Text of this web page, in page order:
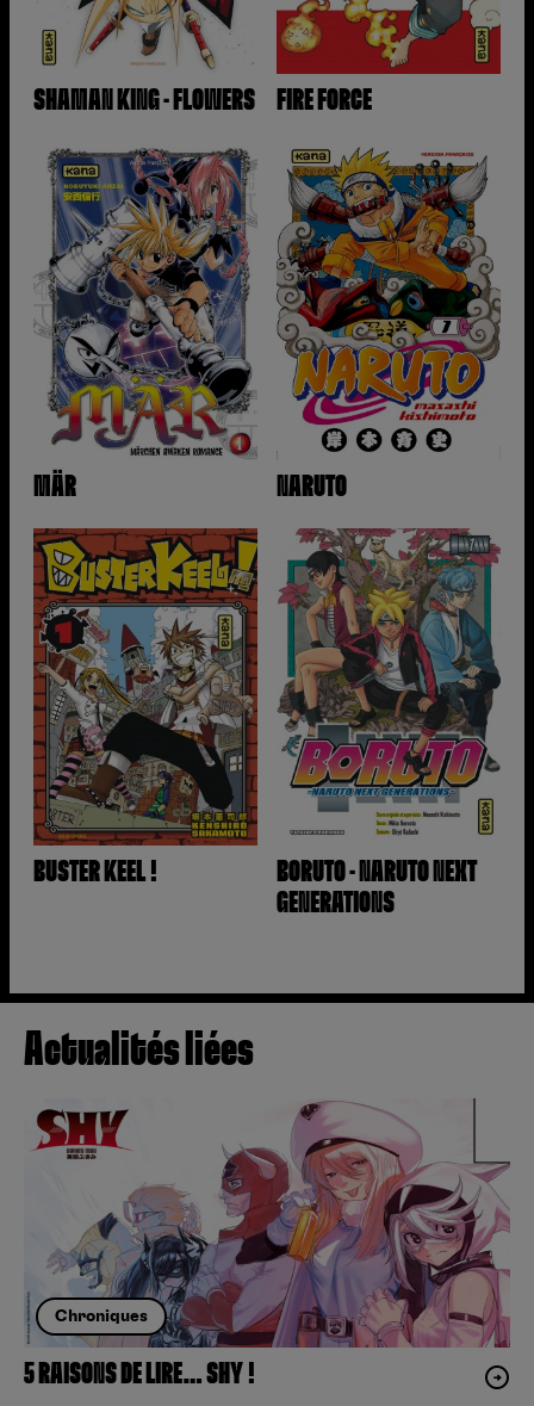
SHAMAN KING - FLOWERS FIRE FORCE
MÄR NARUTO
BUSTER KEEL !
BORUTO - NARUTO NEXT
GENERATIONS
Actualités liées
Chroniques
5 RAISONS DE LIRE… SHY !